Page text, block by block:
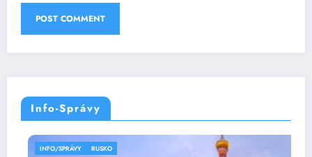
Info-Správy
INFO/SPRÁVY RUSKO